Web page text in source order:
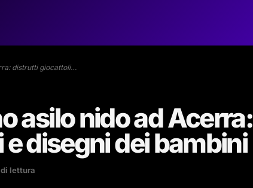
distrutti giocattoli…
asilo nido ad Acerra:
disegni dei bambini
lettura